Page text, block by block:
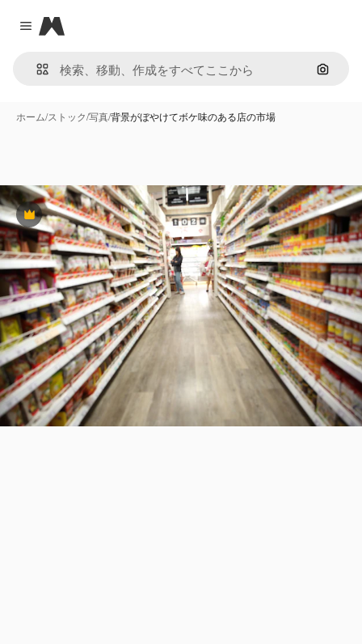
Close menu
Magnific
画像で
ホーム/ストック/写真/背景がぼやけてボケ味のある店の市場
Premium